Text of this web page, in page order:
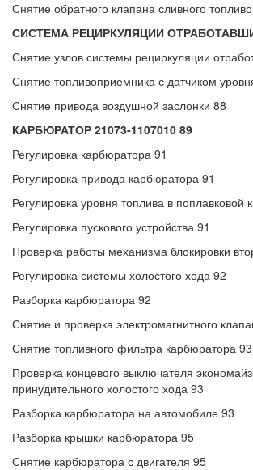
Снятие обратного клапана сливного
СИСТЕМА РЕЦИРКУЛЯЦИИ
Снятие узлов системы рециркуляции
Снятие топливоприемника с датчиком
Снятие привода воздушной заслонки 88
КАРБЮРАТОР 21073-1107010 89
Регулировка карбюратора 91
Регулировка привода карбюратора 91
Регулировка уровня топлива в поплавковой
Регулировка пускового устройства 91
Проверка работы механизма блокировки
Регулировка системы холостого хода 92
Разборка карбюратора 92
Снятие и проверка электромагнитного
Снятие топливного фильтра карбюратора 93
Проверка концевого выключателя
принудительного холостого хода 93
Разборка карбюратора на автомобиле 93
Разборка крышки карбюратора 95
Снятие карбюратора с двигателя 95